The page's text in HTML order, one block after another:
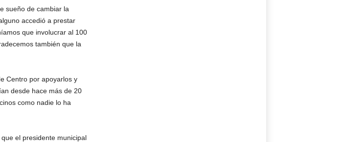
sueño de cambiar la
accedió a prestar
que involucrar al 100
también que la
Centro por apoyarlos y
desde hace más de 20
como nadie lo ha
el presidente municipal